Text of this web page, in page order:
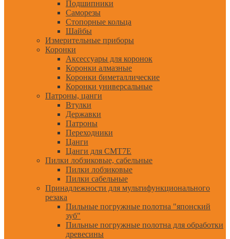
Подшипники
Саморезы
Стопорные кольца
Шайбы
Измерительные приборы
Коронки
Аксессуары для коронок
Коронки алмазные
Коронки биметаллические
Коронки универсальные
Патроны, цанги
Втулки
Державки
Патроны
Переходники
Цанги
Цанги для CMT7E
Пилки лобзиковые, сабельные
Пилки лобзиковые
Пилки сабельные
Принадлежности для мультифункционального
резака
Пильные погружные полотна "японский
зуб"
Пильные погружные полотна для обработки
древесины